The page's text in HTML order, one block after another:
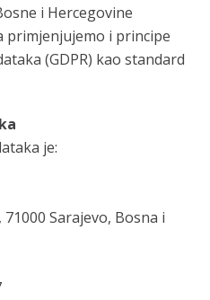
i Hercegovine
primjenjujemo i principe
(GDPR) kao standard
je:
Sarajevo, Bosna i